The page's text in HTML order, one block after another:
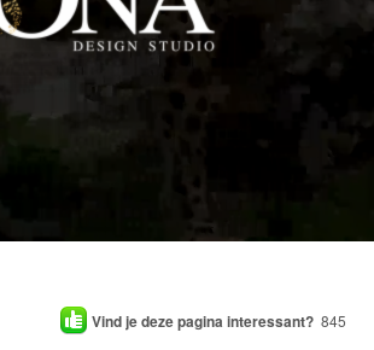
Vind je deze pagina interessant? 845